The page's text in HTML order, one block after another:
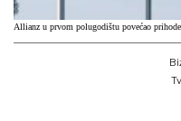
Allianz u prvom polugodištu povećao